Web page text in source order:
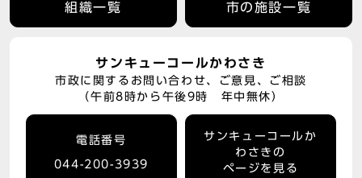
組織一覧 市の施設一覧
サンキューコールかわさき
市政に関するお問い合わせ、ご意見、ご相談
（午前8時から午後9時 年中無休）
電話番号
044-200-3939
サンキューコールか
わさきの
ページを見る